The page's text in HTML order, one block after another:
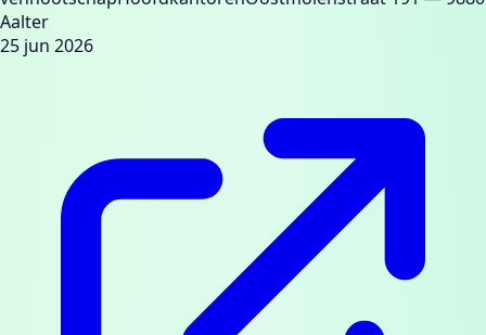
Aalter
25 jun 2026